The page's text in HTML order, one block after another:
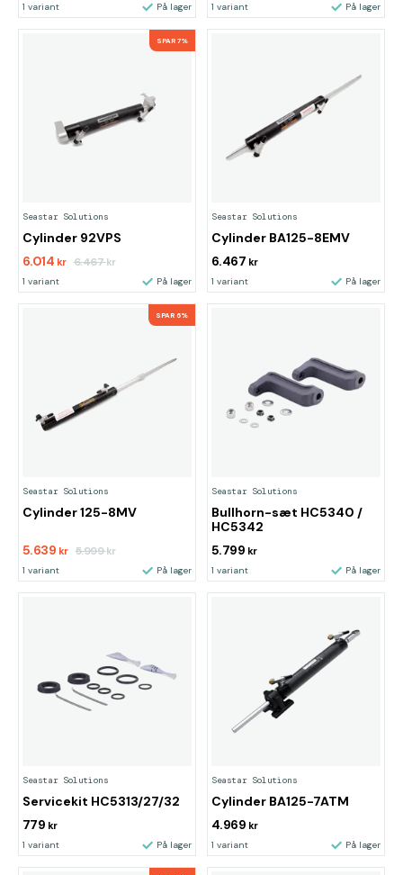
1 variant På lager 1 variant På lager
SPAR 7%
Seastar Solutions
Cylinder 92VPS
6.014 kr 6.467kr
1 variant På lager
Seastar Solutions
Cylinder BA125-8EMV
6.467 kr
1 variant På lager
SPAR 6%
Seastar Solutions
Cylinder 125-8MV
5.639 kr 5.999kr
1 variant På lager
Seastar Solutions
Bullhorn-sæt HC5340 /
HC5342
5.799 kr
1 variant På lager
Seastar Solutions
Servicekit HC5313/27/32
779 kr
1 variant På lager
Seastar Solutions
Cylinder BA125-7ATM
4.969 kr
1 variant På lager